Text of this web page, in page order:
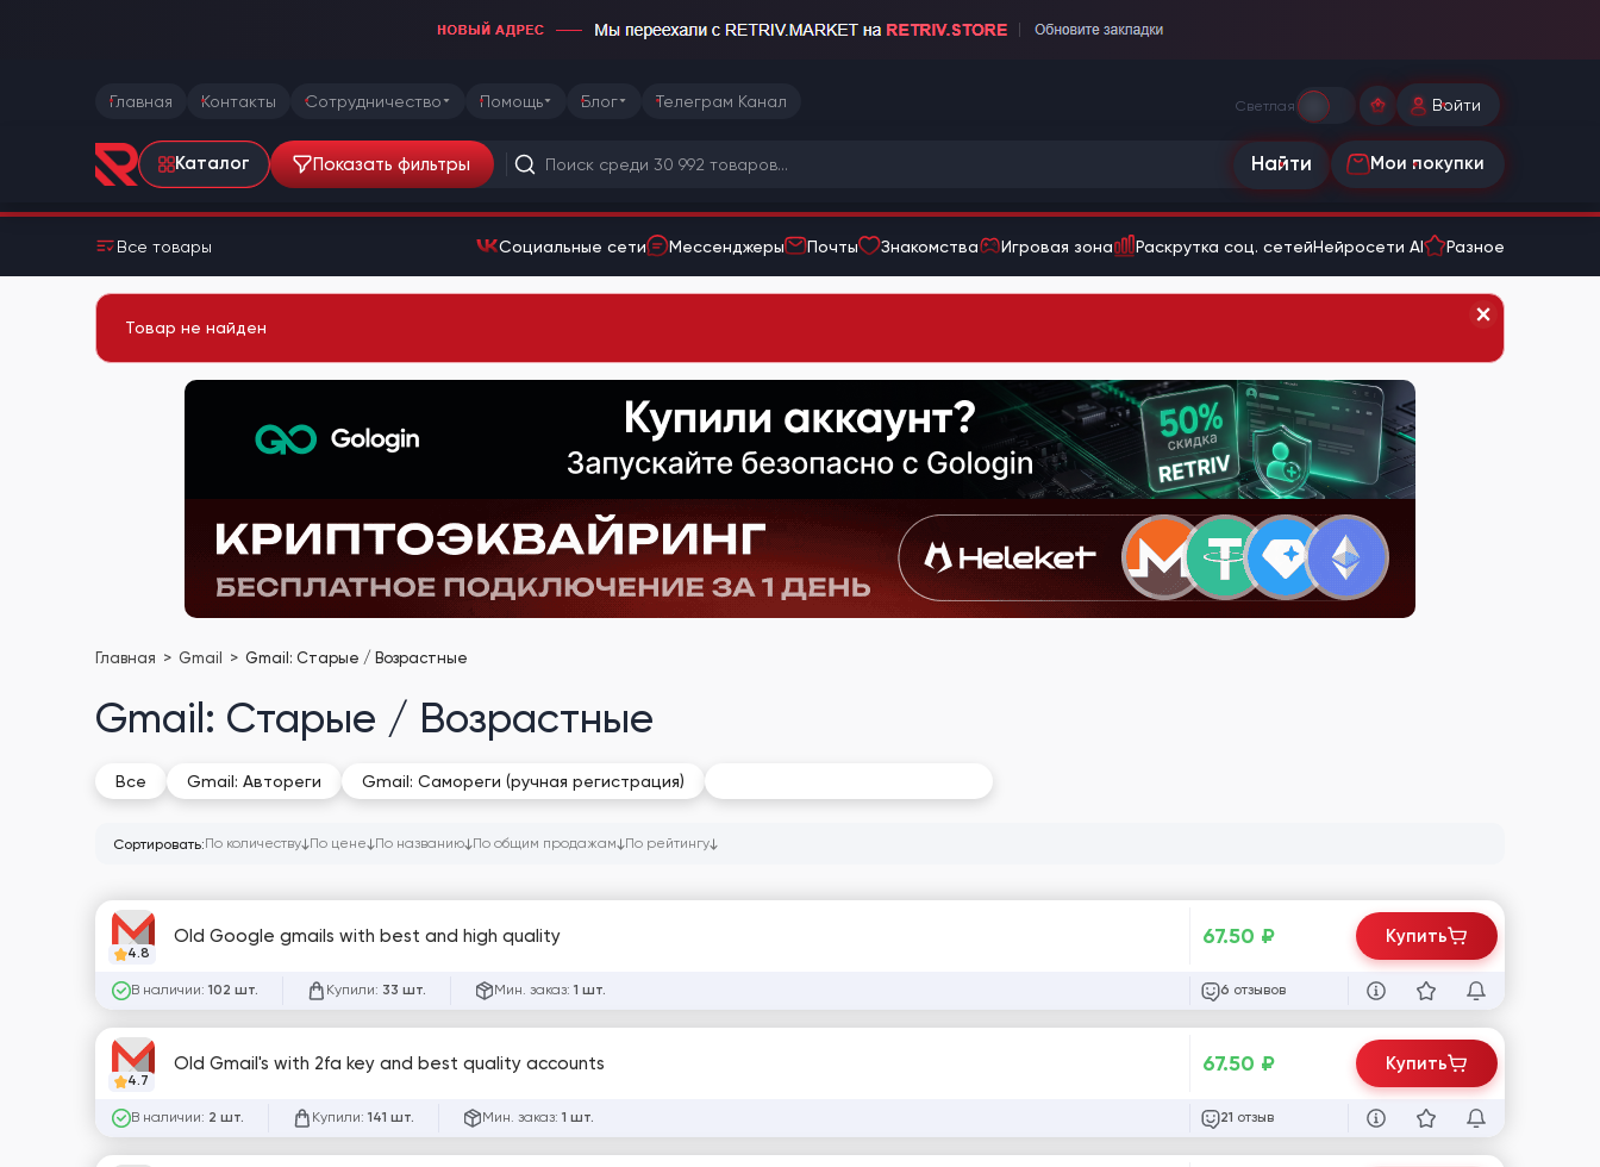
Главная Контакты Сотрудничество Помощь Блог Телеграм Канал Светлая Войти
Каталог Показать фильтры Найти Мои покупки
Все товары Социальные сети Мессенджеры Почты Знакомства Игровая зона Раскрутка соц. сетейНейросети AI Разное
Товар не найден
Главная Gmail Gmail: Старые / Возрастные
Gmail: Старые / Возрастные
Все Gmail: Автореги Gmail: Самореги (ручная регистрация)
Сортировать:По количеству По цене По названию По общим продажам По рейтингу
4.8
Old Google gmails with best and high quality
В наличии: 102 шт. Купили: 33 шт. Мин. заказ: 1 шт.
67.50 ₽
6 отзывов
Купить
4.7
Old Gmail's with 2fa key and best quality accounts
В наличии: 2 шт. Купили: 141 шт. Мин. заказ: 1 шт.
67.50 ₽
21 отзыв
Купить